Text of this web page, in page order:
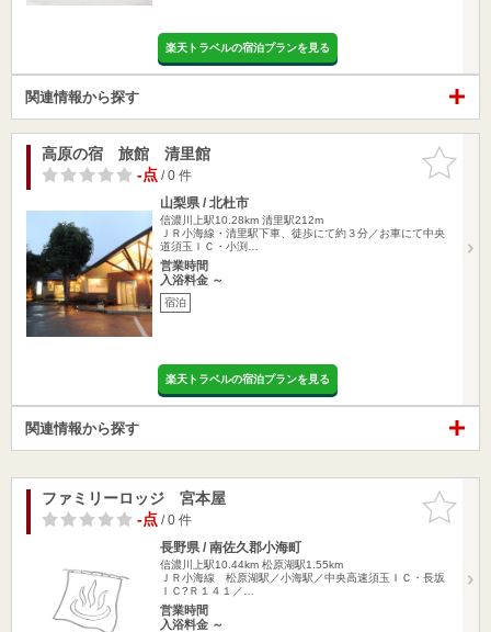
楽天トラベルの宿泊プランを見る
関連情報から探す
お気に入
りに追加
高原の宿 旅館 清里館
-点/ 0 件
山梨県 / 北杜市
信濃川上駅10.28km 清里駅212m
ＪＲ小海線・清里駅下車、徒歩にて約３分／お車にて中央
道須玉ＩＣ・小渕…
営業時間
入浴料金 ～
宿泊
楽天トラベルの宿泊プランを見る
関連情報から探す
お気に入
りに追加
ファミリーロッジ 宮本屋
-点/ 0 件
長野県 / 南佐久郡小海町
信濃川上駅10.44km 松原湖駅1.55km
ＪＲ小海線 松原湖駅／小海駅／中央高速須玉ＩＣ・長坂
ＩＣ?Ｒ１４１／…
営業時間
入浴料金 ～